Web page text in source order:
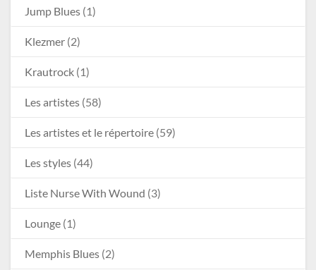
Jump Blues (1)
Klezmer (2)
Krautrock (1)
Les artistes (58)
Les artistes et le répertoire (59)
Les styles (44)
Liste Nurse With Wound (3)
Lounge (1)
Memphis Blues (2)